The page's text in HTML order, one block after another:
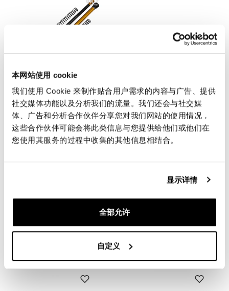
本网站使用 cookie
我们使用 Cookie 来制作贴合用户需求的内容与广告、提供
社交媒体功能以及分析我们的流量。我们还会与社交媒
体、广告和分析合作伙伴分享您对我们网站的使用情况，
这些合作伙伴可能会将此类信息与您提供给他们或他们在
您使用其服务的过程中收集的其他信息相结合。
显示详情
全部允许
自定义
适用于 Honda CRF1000L
Africa Twin Adv. Sports
(2018-2019) 的拉力赛车弹匣
码: 125_H01
适用于本田 CRF 1000L Africa
Twin (2016-2019) 的前叉衬
套
码: 105_H20E